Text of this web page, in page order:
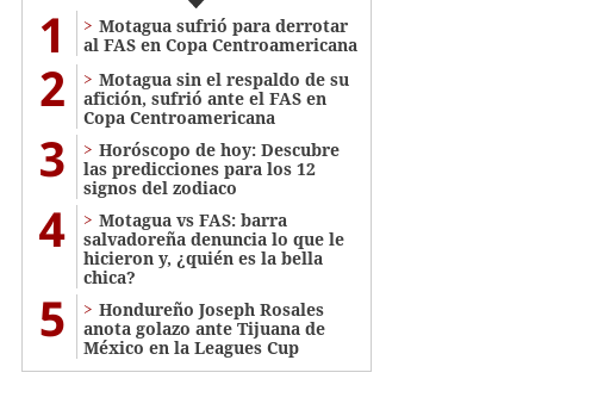
1
Motagua sufrió para derrotar
al FAS en Copa Centroamericana
2
Motagua sin el respaldo de su
afición, sufrió ante el FAS en
Copa Centroamericana
3
Horóscopo de hoy: Descubre
las predicciones para los 12
signos del zodiaco
4
Motagua vs FAS: barra
salvadoreña denuncia lo que le
hicieron y, ¿quién es la bella
chica?
5
Hondureño Joseph Rosales
anota golazo ante Tijuana de
México en la Leagues Cup